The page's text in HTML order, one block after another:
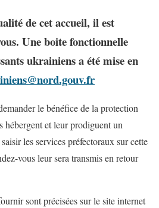
de cet accueil, il est
Une boite fonctionnelle
ukrainiens a été mise en
le bénéfice de la protection
hébergent et leur prodiguent un
les services préfectoraux sur cette
vous leur sera transmis en retour
sont précisées sur le site internet